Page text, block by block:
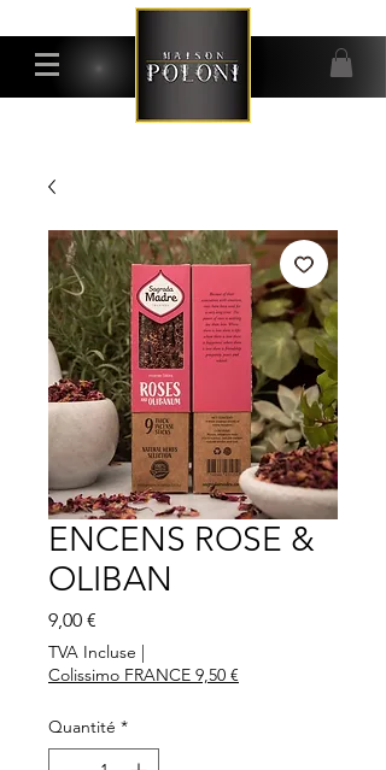
ENCENS ROSE &
OLIBAN
9,00 €
TVA Incluse |
Colissimo FRANCE 9,50 €
Quantité *